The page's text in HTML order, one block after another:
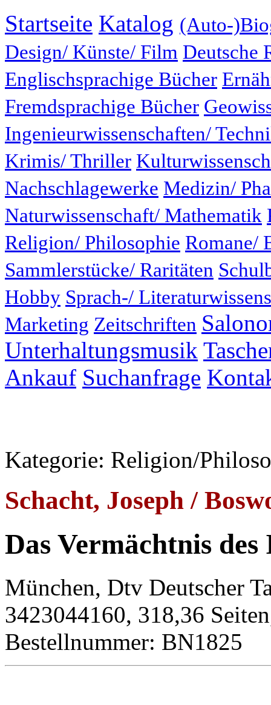
Startseite Katalog (Auto-
Design/ Künste/ Film Deutsche
Englischsprachige Bücher
Fremdsprachige Bücher
Ingenieurwissenschaften/
Krimis/ Thriller
Nachschlagewerke Medizin/
Naturwissenschaft/ Mathematik
Religion/ Philosophie Romane/
Sammlerstücke/ Raritäten
Hobby Sprach-/
Marketing Zeitschriften
Unterhaltungsmusik
Ankauf Suchanfrage
Kategorie: Religion/
Schacht, Joseph /
Das Vermächtnis
München, Dtv Deutscher
3423044160, 318,36
Bestellnummer: BN1825